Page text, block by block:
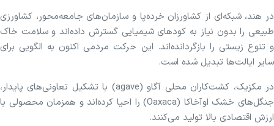
در هند، شبکه‌ای از کشاورزان خرده‌پا و سازمان‌های جامعه‌محور، کشاورزی
طبیعی را بدون نیاز به کودهای شیمیایی گسترش داده‌اند و سلامت خاک
و تنوع زیستی را بازگردانده‌اند. این حرکت مردمی اکنون به الگویی برای
سایر ایالت‌ها تبدیل شده است.
در مکزیک، کشت‌کاران محلی آگاو (agave) با تشکیل تعاونی‌های پایدار،
جنگل‌های خشک اوآخاکا (Oaxaca) را احیا کرده‌اند و همزمان محصولی با
ارزش اقتصادی بالا تولید می‌کنند.